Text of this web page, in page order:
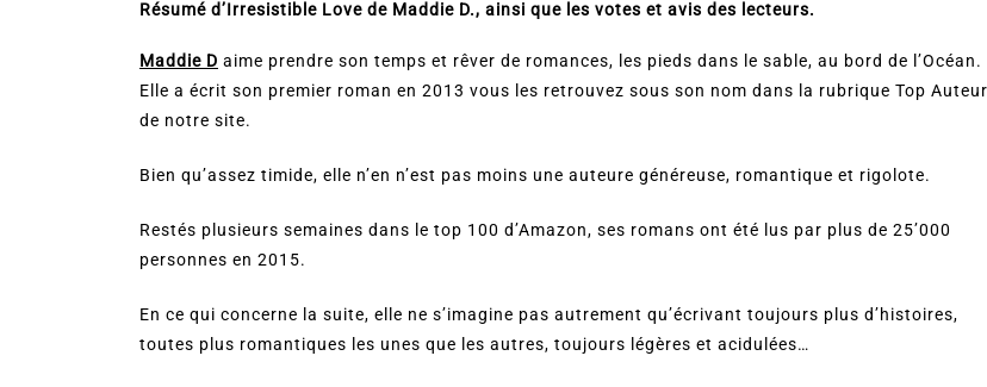
Résumé d’Irresistible Love de Maddie D., ainsi que les votes et avis des lecteurs.
Maddie D aime prendre son temps et rêver de romances, les pieds dans le sable, au bord de l’Océan.
Elle a écrit son premier roman en 2013 vous les retrouvez sous son nom dans la rubrique Top
de notre site.
Bien qu’assez timide, elle n’en n’est pas moins une auteure généreuse, romantique et rigolote.
Restés plusieurs semaines dans le top 100 d’Amazon, ses romans ont été lus par plus de 25’000
personnes en 2015.
En ce qui concerne la suite, elle ne s’imagine pas autrement qu’écrivant toujours plus d’histoires,
toutes plus romantiques les unes que les autres, toujours légères et acidulées…